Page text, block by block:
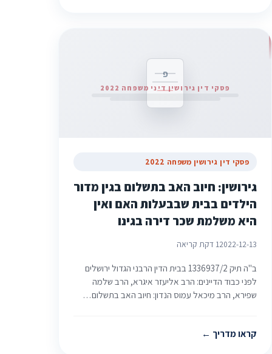
פ
פסקי דין גירושין דיני משפחה 2022
פסקי דין גירושין משפחה 2022
גירושין: חיוב האב בתשלום בגין מדור
הילדים בבית שבבעלות האם ואין
היא משלמת שכר דירה בגינו
2022-12-131 דקת קריאה
ב"ה תיק 1336937/2 בבית הדין הרבני הגדול ירושלים
לפני כבוד הדיינים: הרב אליעזר איגרא, הרב שלמה
שפירא, הרב מיכאל עמוס הנדון: חיוב האב בתשלום…
קראו מדריך